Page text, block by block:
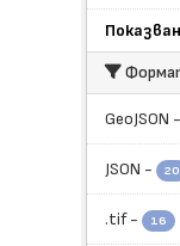
GeoJSON -
JSON - 20
.tif - 16